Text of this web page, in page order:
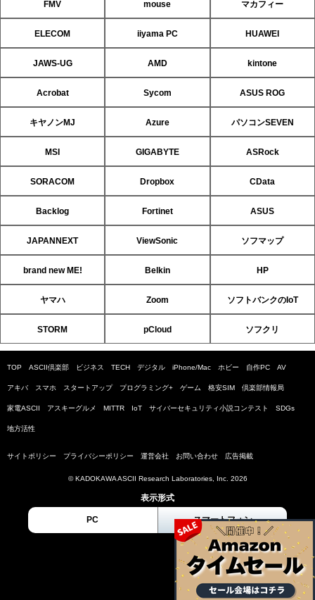
FMV mouse マカフィー
ELECOM iiyama PC HUAWEI
JAWS-UG AMD kintone
Acrobat Sycom ASUS ROG
キヤノンMJ Azure パソコンSEVEN
MSI GIGABYTE ASRock
SORACOM Dropbox CData
Backlog Fortinet ASUS
JAPANNEXT ViewSonic ソフマップ
brand new ME! Belkin HP
ヤマハ Zoom ソフトバンクのIoT
STORM pCloud ソフクリ
TOP ASCII倶楽部 ビジネス TECH デジタル iPhone/Mac ホビー 自作PC AV
アキバ スマホ スタートアップ プログラミング+ ゲーム 格安SIM 倶楽部情報局
家電ASCII アスキーグルメ MITTR IoT サイバーセキュリティ小説コンテスト SDGs
地方活性
サイトポリシー プライバシーポリシー 運営会社 お問い合わせ 広告掲載
© KADOKAWA ASCII Research Laboratories, Inc. 2026
表示形式
PC スマートフォン